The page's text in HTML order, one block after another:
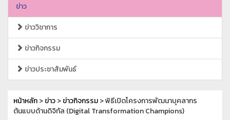
ข่าว
ข่าววิชาการ
ข่าวกิจกรรม
ข่าวประชาสัมพันธ์
หน้าหลัก>ข่าว>ข่าวกิจกรรม> พิธีเปิดโครงการพัฒนาบุคลากร
ต้นแบบด้านดิจิทัล (Digital Transformation Champions)